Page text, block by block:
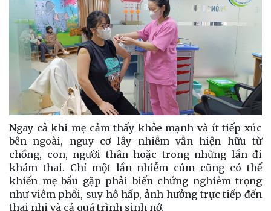
Ngay cả khi mẹ cảm thấy khỏe mạnh và ít tiếp xúc
bên ngoài, nguy cơ lây nhiễm vẫn hiện hữu từ
chồng, con, người thân hoặc trong những lần đi
khám thai. Chỉ một lần nhiễm cúm cũng có thể
khiến mẹ bầu gặp phải biến chứng nghiêm trọng
như viêm phổi, suy hô hấp, ảnh hưởng trực tiếp đến
thai nhi và cả quá trình sinh nở.